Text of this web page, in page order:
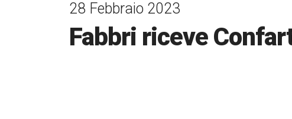
28 Febbraio 2023
Fabbri riceve